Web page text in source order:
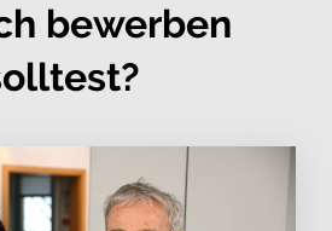
bewerben